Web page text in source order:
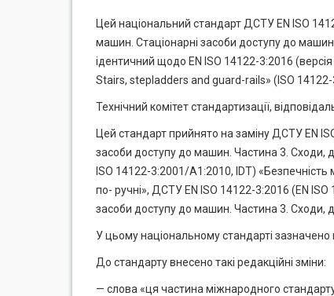
Цей національний стандарт ДСТУ EN ISO
машин. Стаціонарні засоби доступу до
ідентичний щодо EN ISO 14122-3:2016
Stairs, stepladders and guard-rails» (ISO 14122-
Технічний комітет стандартизації,
Цей стандарт прийнято на заміну ДСТУ EN
засоби доступу до машин. Частина 3. Сходи,
ISO 14122-3:2001/А1:2010, IDT)
по- ручні», ДСТУ EN ISO 14122-3:2016 (EN
засоби доступу до машин. Частина 3. Сходи,
У цьому національному стандарті зазначено
До стандарту внесено такі редакційні зміни:
— слова «ця частина міжнародного